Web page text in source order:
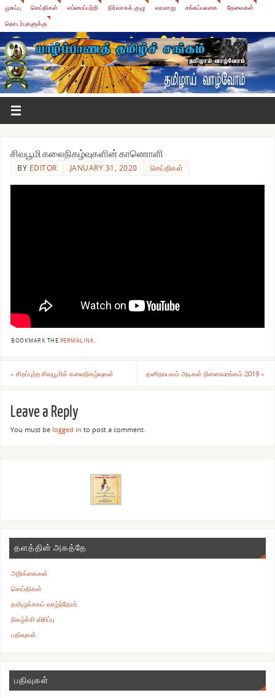
முகப்பு செய்திகள் எம்மைப்பற்றி நிர்வாகக் குழு வரலாறு சங்கப்பலகை
தேவைகள்
தொடர்புகளுக்கு
சிவபூமி கலைநிகழ்வுகளின் காணொளி
BY EDITOR JANUARY 31, 2020 செய்திகள்
BOOKMARK THE PERMALINK.
« சிறப்புற்ற சிவபூமிக் கலைநிகழ்வுகள் தனிநாயகம் அடிகள் நினைவரங்கம் 2019 »
Leave a Reply
You must be logged in to post a comment.
தளத்தின் அகத்தே
அறிக்கைகள்
செய்திகள்
தமிழுக்காய் வாழ்ந்தோர்
நிகழ்ச்சி விரிப்பு
பதிவுகள்
பதிவுகள்